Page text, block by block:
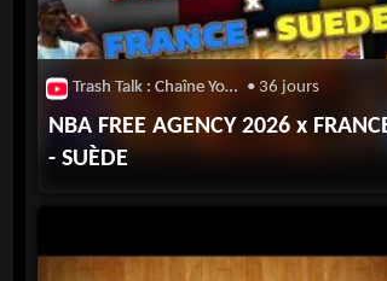
Trash Talk : Chaîne Youtube • 36 jours
NBA FREE AGENCY 2026 x
- SUÈDE